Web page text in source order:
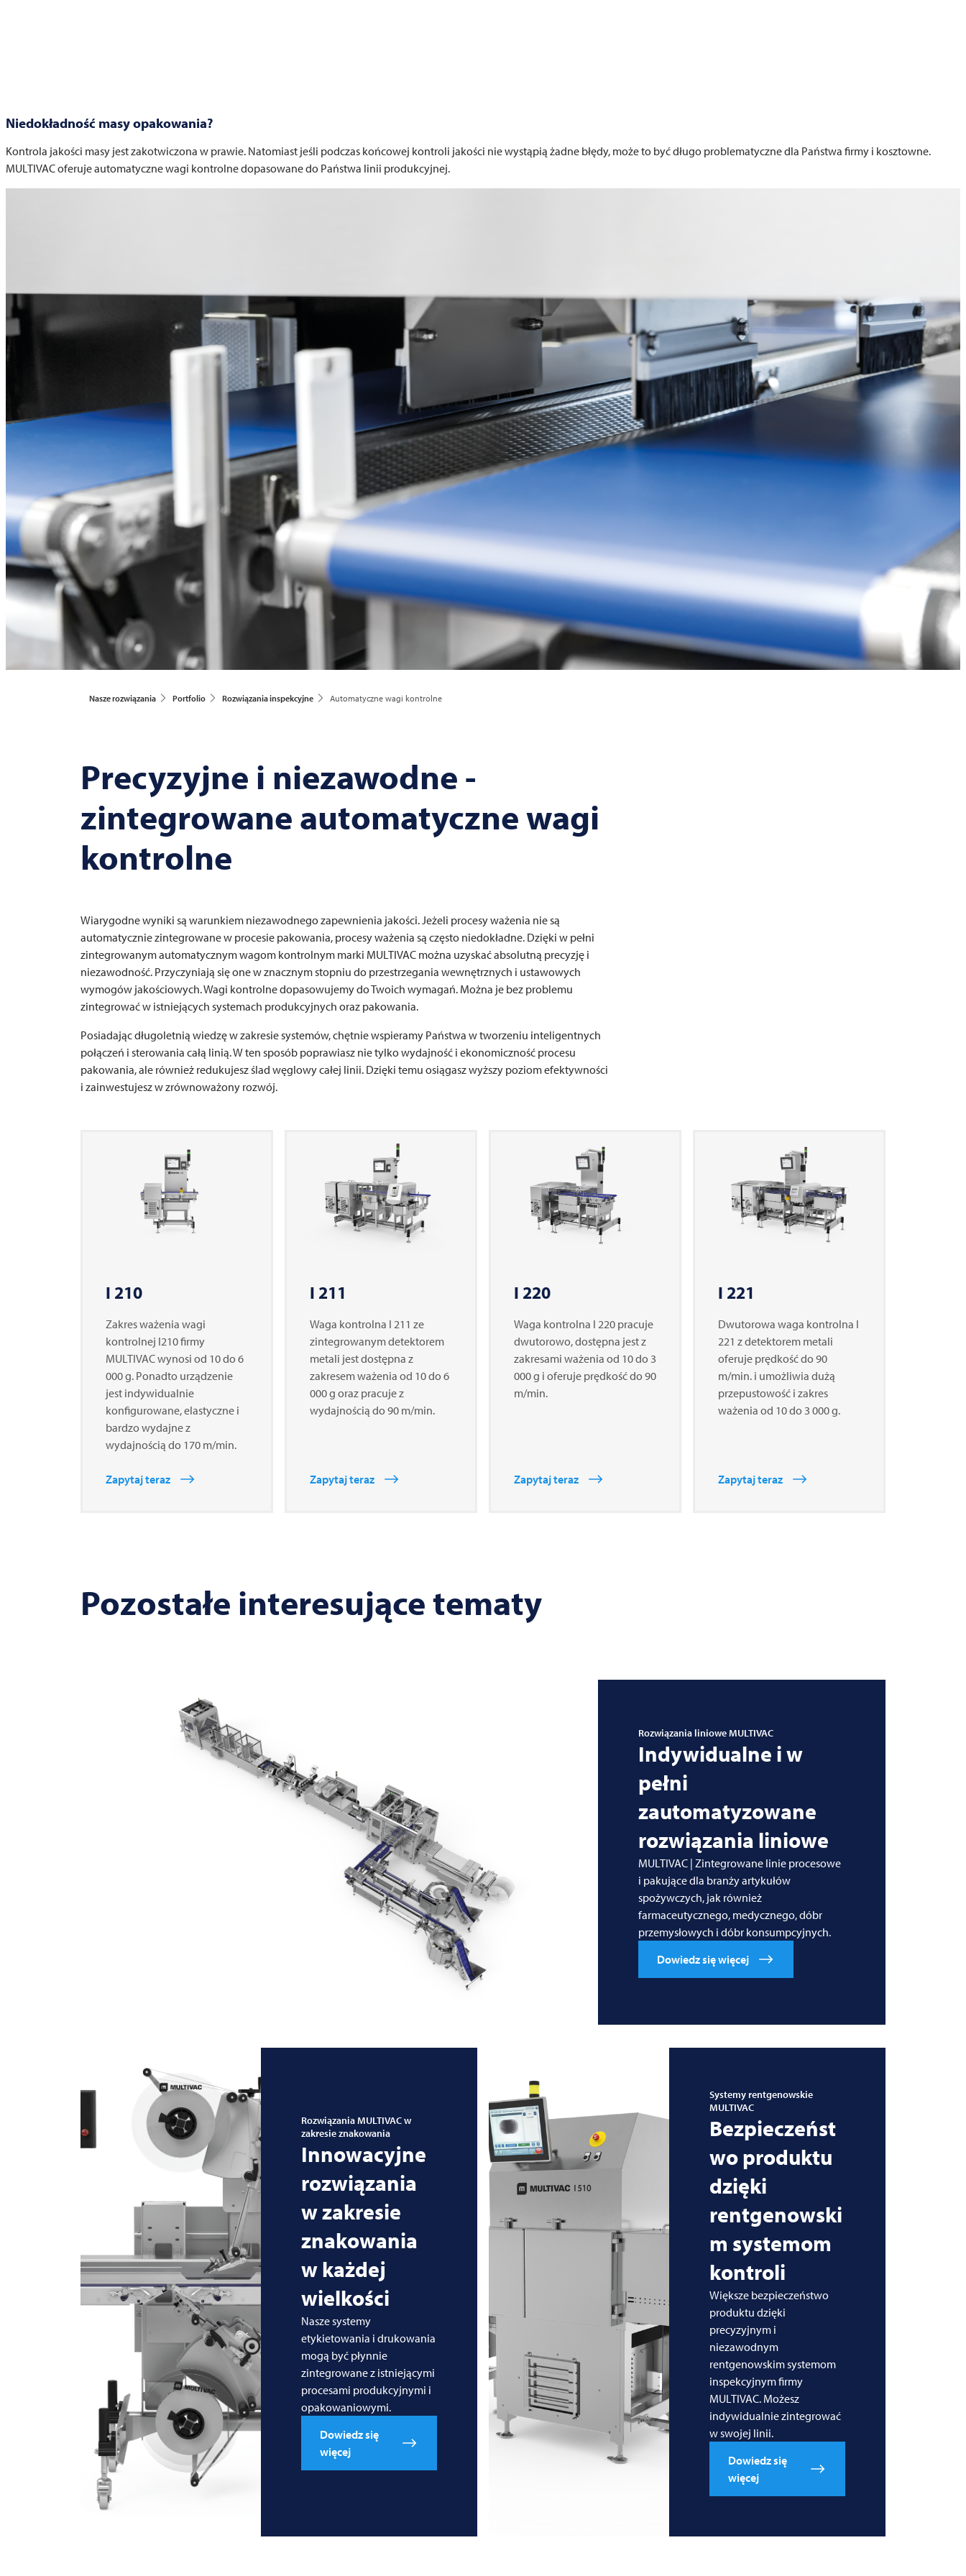
Niedokładność masy opakowania?
Kontrola jakości masy jest zakotwiczona w prawie. Natomiast jeśli podczas końcowej kontroli jakości nie wystąpią żadne błędy, może to być długo problematyczne dla Państwa firmy i kosztowne.
MULTIVACoferuje automatyczne wagi kontrolne dopasowane do Państwa linii produkcyjnej.
Nasze rozwiązania Portfolio Rozwiązania inspekcyjne Automatyczne wagi kontrolne
Precyzyjne i niezawodne -
zintegrowane automatyczne wagi
kontrolne
Wiarygodne wyniki są warunkiem niezawodnego zapewnienia jakości. Jeżeli procesy ważenia nie są
automatycznie zintegrowane w procesie pakowania, procesy ważenia są często niedokładne. Dzięki w pełni
zintegrowanym automatycznym wagom kontrolnym marki MULTIVAC można uzyskać absolutną precyzję i
niezawodność. Przyczyniają się one w znacznym stopniu do przestrzegania wewnętrznych i ustawowych
wymogów jakościowych. Wagi kontrolne dopasowujemy do Twoich wymagań. Można je bez problemu
zintegrować w istniejących systemach produkcyjnych oraz pakowania.
Posiadając długoletnią wiedzę w zakresie systemów, chętnie wspieramy Państwa w tworzeniu inteligentnych
połączeń i sterowania całą linią. W ten sposób poprawiasz nie tylko wydajność i ekonomiczność procesu
pakowania, ale również redukujesz ślad węglowy całej linii. Dzięki temu osiągasz wyższy poziom efektywności
i zainwestujesz w zrównoważony rozwój.
I 210
Zakres ważenia wagi
kontrolnej I210 firmy
MULTIVACwynosi od 10 do 6
000 g. Ponadto urządzenie
jest indywidualnie
konfigurowane, elastyczne i
bardzo wydajne z
wydajnością do 170 m/min.
Zapytaj teraz
I 211
Waga kontrolna I 211 ze
zintegrowanym detektorem
metali jest dostępna z
zakresem ważenia od 10 do 6
000 g oraz pracuje z
wydajnością do 90 m/min.
Zapytaj teraz
I 220
Waga kontrolna I 220 pracuje
dwutorowo, dostępna jest z
zakresami ważenia od 10 do 3
000 g i oferuje prędkość do 90
m/min.
Zapytaj teraz
I 221
Dwutorowa waga kontrolna I
221 z detektorem metali
oferuje prędkość do 90
m/min. i umożliwia dużą
przepustowość i zakres
ważenia od 10 do 3 000 g.
Zapytaj teraz
Pozostałe interesujące tematy
Rozwiązania linioweMULTIVAC
Indywidualne i w
pełni
zautomatyzowane
rozwiązania liniowe
MULTIVAC | Zintegrowane linie procesowe
i pakujące dla branży artykułów
spożywczych, jak również
farmaceutycznego, medycznego, dóbr
przemysłowych i dóbr konsumpcyjnych.
Dowiedz się więcej
RozwiązaniaMULTIVACw
zakresie znakowania
Innowacyjne
rozwiązania
w zakresie
znakowania
w każdej
wielkości
Nasze systemy
etykietowania i drukowania
mogą być płynnie
zintegrowane z istniejącymi
procesami produkcyjnymi i
opakowaniowymi.
Dowiedz się
więcej
Systemy rentgenowskie
MULTIVAC
Bezpieczeńst
wo produktu
dzięki
rentgenowski
m systemom
kontroli
Większe bezpieczeństwo
produktu dzięki
precyzyjnym i
niezawodnym
rentgenowskim systemom
inspekcyjnym firmy
MULTIVAC. Możesz
indywidualnie zintegrować
w swojej linii.
Dowiedz się
więcej